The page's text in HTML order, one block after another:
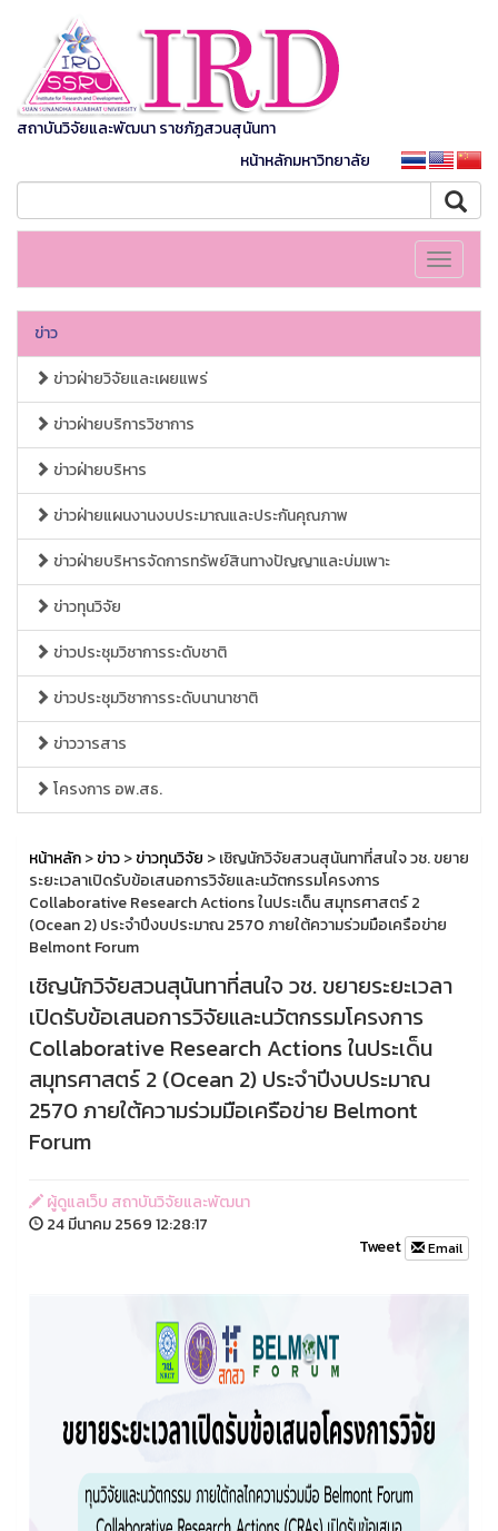
สถาบันวิจัยและพัฒนา ราชภัฏสวนสุนันทา
หน้าหลักมหาวิทยาลัย
Toggle
ข่าว
ข่าวฝ่ายวิจัยและเผยแพร่
ข่าวฝ่ายบริการวิชาการ
ข่าวฝ่ายบริหาร
ข่าวฝ่ายแผนงานงบประมาณและประกันคุณภาพ
ข่าวฝ่ายบริหารจัดการทรัพย์สินทางปัญญาและบ่มเพาะ
ข่าวทุนวิจัย
ข่าวประชุมวิชาการระดับชาติ
ข่าวประชุมวิชาการระดับนานาชาติ
ข่าววารสาร
โครงการ อพ.สธ.
หน้าหลัก>ข่าว>ข่าวทุนวิจัย > เชิญนักวิจัยสวนสุนันทาที่สนใจ วช. ขยาย
ระยะเวลาเปิดรับข้อเสนอการวิจัยและนวัตกรรมโครงการ
Collaborative Research Actions ในประเด็น สมุทรศาสตร์ 2
(Ocean 2) ประจำปีงบประมาณ 2570 ภายใต้ความร่วมมือเครือข่าย
Belmont Forum
เชิญนักวิจัยสวนสุนันทาที่สนใจ วช. ขยายระยะเวลา
เปิดรับข้อเสนอการวิจัยและนวัตกรรมโครงการ
Collaborative Research Actions ในประเด็น
สมุทรศาสตร์ 2 (Ocean 2) ประจำปีงบประมาณ
2570 ภายใต้ความร่วมมือเครือข่าย Belmont
Forum
ผู้ดูแลเว็บ สถาบันวิจัยและพัฒนา
24 มีนาคม 2569 12:28:17
Tweet
Email